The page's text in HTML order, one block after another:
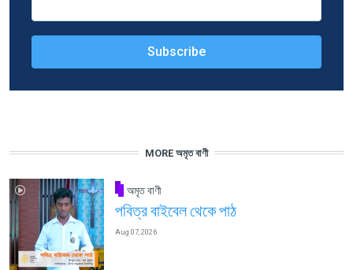
MORE অমৃত বাণী
অমৃত বাণী
পবিত্র বাইবেল থেকে পাঠ
Aug 07, 2026